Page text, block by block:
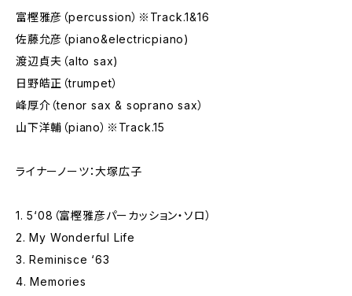
富樫雅彦（percussion）※Track.1&16
佐藤允彦（piano&electricpiano)
渡辺貞夫（alto sax)
日野皓正（trumpet）
峰厚介（tenor sax & soprano sax）
山下洋輔（piano）※Track.15
ライナーノーツ：大塚広子
1. 5‘08（富樫雅彦パーカッション・ソロ）
2. My Wonderful Life
3. Reminisce ‘63
4. Memories